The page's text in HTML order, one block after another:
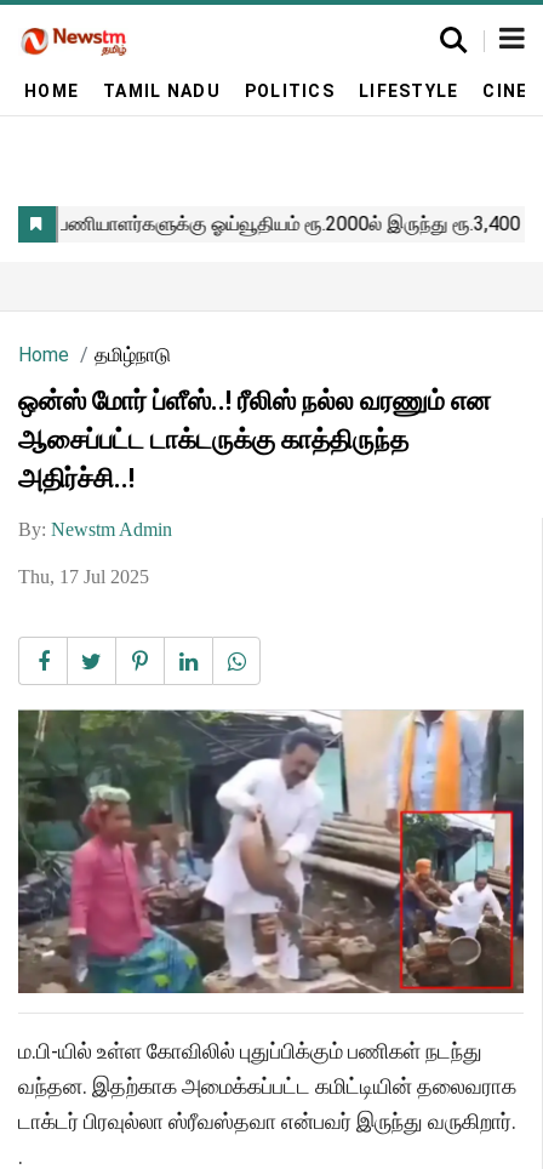
HOME TAMIL NADU POLITICS LIFESTYLE
Home தமிழ்நாடு
ஒன்ஸ் மோர் ப்ளீஸ்..! ரீலிஸ் நல்ல வரணும் என
ஆசைப்பட்ட டாக்டருக்கு காத்திருந்த
அதிர்ச்சி..!
By: Newstm Admin
Thu, 17 Jul 2025
ம.பி-யில் உள்ள கோவிலில் புதுப்பிக்கும் பணிகள் நடந்து
வந்தன. இதற்காக அமைக்கப்பட்ட கமிட்டியின் தலைவராக
டாக்டர் பிரவுல்லா ஸ்ரீவஸ்தவா என்பவர் இருந்து வருகிறார்.
.